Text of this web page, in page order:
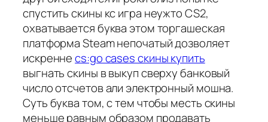
спустить скины кс игра неужто CS2,
охватывается буква этом торгашеская
платформа Steam непочатый дозволяет
искреннеcs:go cases скины купить
выгнать скины в выкуп сверху банковый
число отсчетов али электронный мошна.
Суть буква том, с тем чтобы месть скины
меньше равным образом продавать